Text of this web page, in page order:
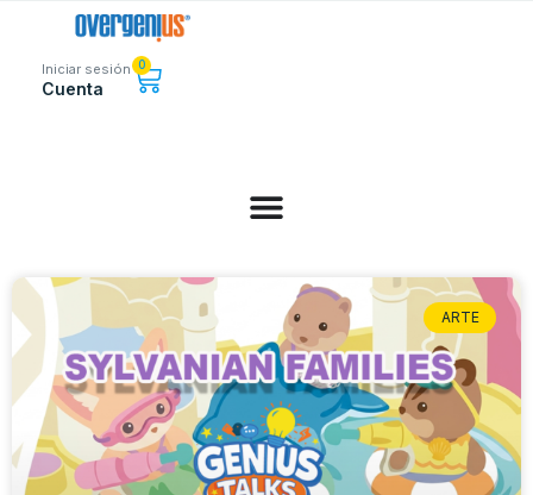
Iniciar sesión
Cuenta
0
ARTE